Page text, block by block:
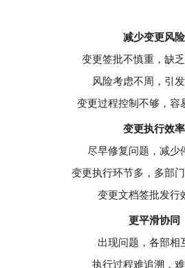
减少变更风险
变更签批不慎重，缺
风险考虑不周，引
变更过程控制不够，容
变更执行效率
尽早修复问题，减少
变更执行环节多，多部
变更文档签批发行
更平滑协同
出现问题，各部相
执行过程难追溯，